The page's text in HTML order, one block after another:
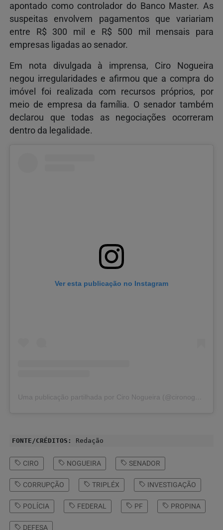
apontado como controlador do Banco Master. As
suspeitas envolvem pagamentos que variariam
entre R$ 300 mil e R$ 500 mil mensais para
empresas ligadas ao senador.
Em nota divulgada à imprensa, Ciro Nogueira
negou irregularidades e afirmou que a compra do
imóvel foi realizada com recursos próprios, por
meio de empresa da família. O senador também
declarou que todas as negociações ocorreram
dentro da legalidade.
Ver esta publicação no Instagram
FONTE/CRÉDITOS: Redação
CIRO NOGUEIRA SENADOR
CORRUPÇÃO TRIPLÉX INVESTIGAÇÃO
POLÍCIA FEDERAL PF PROPINA
DEFESA